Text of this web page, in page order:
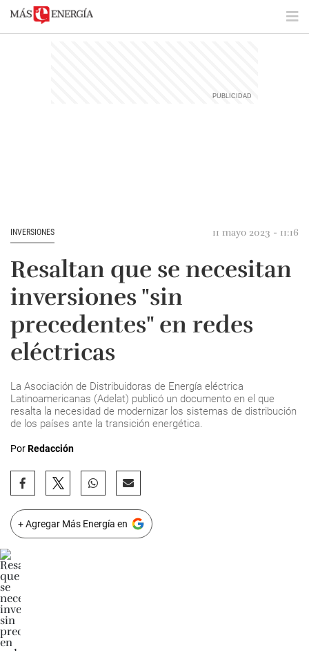
INVERSIONES 11 mayo 2023 - 11:16
Resaltan que se necesitan
inversiones "sin
precedentes" en redes
eléctricas
La Asociación de Distribuidoras de Energía eléctrica
Latinoamericanas (Adelat) publicó un documento en el que
resalta la necesidad de modernizar los sistemas de distribución
de los países ante la transición energética.
PorRedacción
+ Agregar Más Energía en